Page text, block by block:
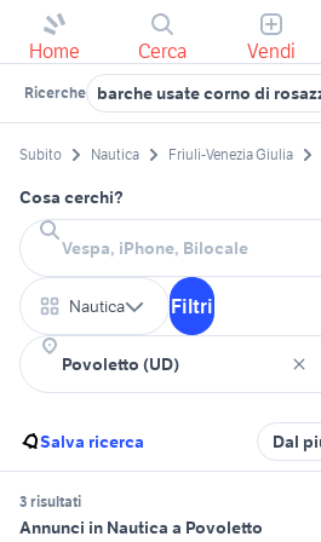
Home Cerca Vendi
Ricerche barche usate corno di
Subito Nautica Friuli-Venezia Giulia
Cosa cerchi?
Nautica Filtri
Salva ricerca Dal
3 risultati
Annunci in Nautica a Povoletto